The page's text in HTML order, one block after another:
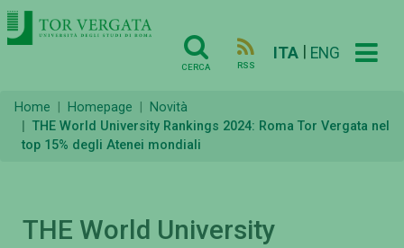
CERCA RSS
ITA ENG
Home Homepage
Novità
THE World University Rankings 2024: Roma Tor Vergata nel
top 15% degli Atenei mondiali
THE World University